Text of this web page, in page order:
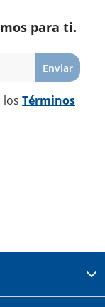
para ti.
Enviar
los Términos